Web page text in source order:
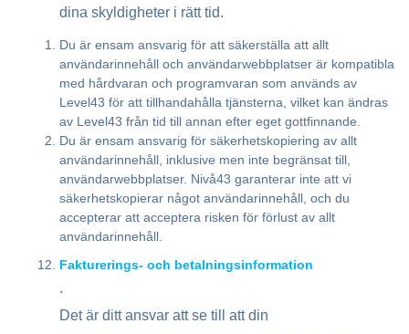
dina skyldigheter i rätt tid.
Du är ensam ansvarig för att säkerställa att allt
användarinnehåll och användarwebbplatser är kompatibla
med hårdvaran och programvaran som används av
Level43 för att tillhandahålla tjänsterna, vilket kan ändras
av Level43 från tid till annan efter eget gottfinnande.
Du är ensam ansvarig för säkerhetskopiering av allt
användarinnehåll, inklusive men inte begränsat till,
användarwebbplatser. Nivå43 garanterar inte att vi
säkerhetskopierar något användarinnehåll, och du
accepterar att acceptera risken för förlust av allt
användarinnehåll.
Fakturerings- och betalningsinformation
.
Det är ditt ansvar att se till att din